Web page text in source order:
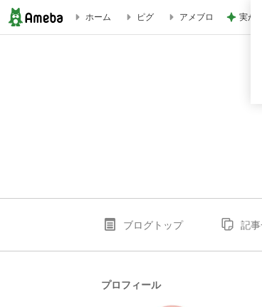
ブログ記事一覧｜でこぼこガール 山も海も 楽
ホーム ピグ アメブロ 実が
ブログトップ 記
プロフィール